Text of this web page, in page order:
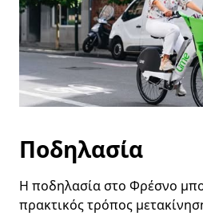
Ποδηλασία
Η ποδηλασία στο Φρέσνο
πρακτικός τρόπος